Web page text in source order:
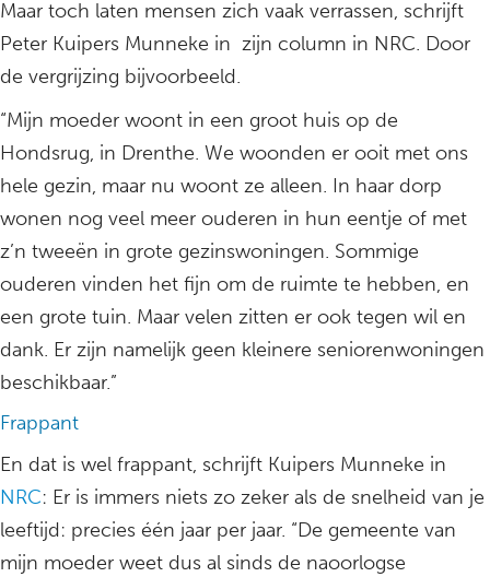
Maar toch laten mensen zich vaak verrassen, schrijft
Peter Kuipers Munneke in zijn column in NRC. Door
de vergrijzing bijvoorbeeld.
“Mijn moeder woont in een groot huis op de
Hondsrug, in Drenthe. We woonden er ooit met ons
hele gezin, maar nu woont ze alleen. In haar dorp
wonen nog veel meer ouderen in hun eentje of met
z’n tweeën in grote gezinswoningen. Sommige
ouderen vinden het fijn om de ruimte te hebben, en
een grote tuin. Maar velen zitten er ook tegen wil en
dank. Er zijn namelijk geen kleinere seniorenwoningen
beschikbaar.”
Frappant
En dat is wel frappant, schrijft Kuipers Munneke in
NRC: Er is immers niets zo zeker als de snelheid van je
leeftijd: precies één jaar per jaar. “De gemeente van
mijn moeder weet dus al sinds de naoorlogse